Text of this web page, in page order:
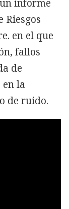
informe
Riesgos
en el que
fallos
de
en la
de ruido.